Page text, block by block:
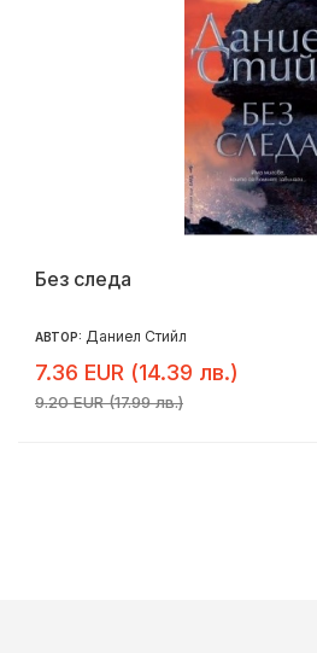
Без следа
АВТОР: Даниел Стийл
7.36 EUR (14.39 лв.)
9.20 EUR (17.99 лв.)